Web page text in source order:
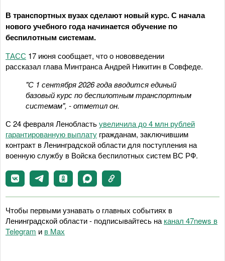
В транспортных вузах сделают новый курс. С начала
нового учебного года начинается обучение по
беспилотным системам.
ТАСС 17 июня сообщает, что о нововведении
рассказал глава Минтранса Андрей Никитин в Совфеде.
"С 1 сентября 2026 года вводится единый
базовый курс по беспилотным транспортным
системам", - отметил он.
С 24 февраля Ленобластьувеличила до 4 млн рублей
гарантированную выплату гражданам, заключившим
контракт в Ленинградской области для поступления на
военную службу в Войска беспилотных систем ВС РФ.
Чтобы первыми узнавать о главных событиях в
Ленинградской области - подписывайтесь на канал 47news в
Telegram и в Maх